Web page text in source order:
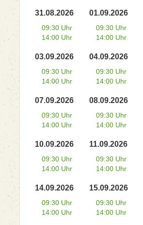
31.08.2026
09:30 Uhr
14:00 Uhr
01.09.2026
09:30 Uhr
14:00 Uhr
03.09.2026
09:30 Uhr
14:00 Uhr
04.09.2026
09:30 Uhr
14:00 Uhr
07.09.2026
09:30 Uhr
14:00 Uhr
08.09.2026
09:30 Uhr
14:00 Uhr
10.09.2026
09:30 Uhr
14:00 Uhr
11.09.2026
09:30 Uhr
14:00 Uhr
14.09.2026
09:30 Uhr
14:00 Uhr
15.09.2026
09:30 Uhr
14:00 Uhr